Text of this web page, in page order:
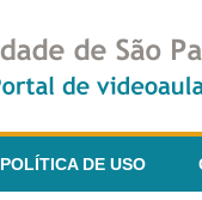
POLÍTICA DE USO